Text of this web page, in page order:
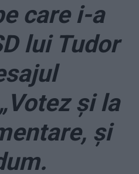
care i-a
lui Tudor
și la
și